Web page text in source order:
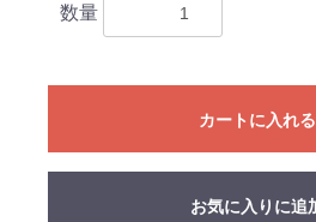
数量
カートに入れる
お気に入りに追